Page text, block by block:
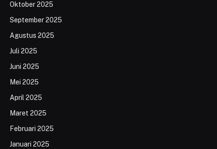
Oktober 2025
September 2025
Agustus 2025
Juli 2025
Juni 2025
Mei 2025
April 2025
Maret 2025
Februari 2025
Januari 2025